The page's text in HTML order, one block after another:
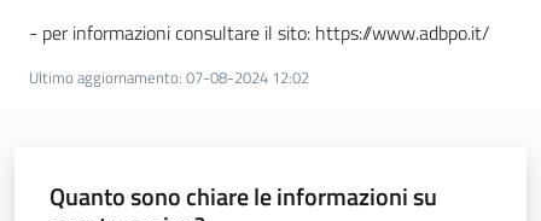
Leggi Atti Bandi
- per informazioni consultare il sito: https://www.adbpo.it/
Ultimo aggiornamento: 07-08-2024 12:02
Quanto sono chiare le informazioni su